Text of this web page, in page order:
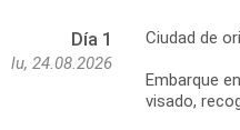
Día 1
lu, 24.08.2026
Ciudad de
Embarque
visado,